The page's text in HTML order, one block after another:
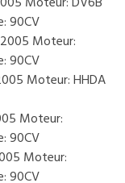
90CV
2005 Moteur:
90CV
Moteur: HHDA
Moteur:
90CV
Moteur:
90CV